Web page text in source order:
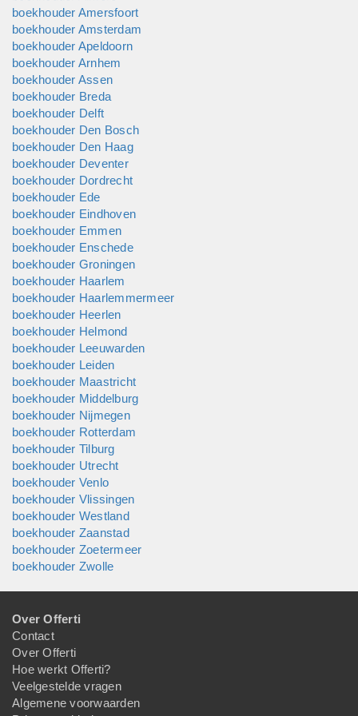
een succesvolle marktintroductie.
boekhouder Amersfoort
boekhouder Amsterdam
boekhouder Apeldoorn
boekhouder Arnhem
boekhouder Assen
boekhouder Breda
boekhouder Delft
boekhouder Den Bosch
boekhouder Den Haag
boekhouder Deventer
boekhouder Dordrecht
boekhouder Ede
boekhouder Eindhoven
boekhouder Emmen
boekhouder Enschede
boekhouder Groningen
boekhouder Haarlem
boekhouder Haarlemmermeer
boekhouder Heerlen
boekhouder Helmond
boekhouder Leeuwarden
boekhouder Leiden
boekhouder Maastricht
boekhouder Middelburg
boekhouder Nijmegen
boekhouder Rotterdam
boekhouder Tilburg
boekhouder Utrecht
boekhouder Venlo
boekhouder Vlissingen
boekhouder Westland
boekhouder Zaanstad
boekhouder Zoetermeer
boekhouder Zwolle
Over Offerti
Contact
Over Offerti
Hoe werkt Offerti?
Veelgestelde vragen
Algemene voorwaarden